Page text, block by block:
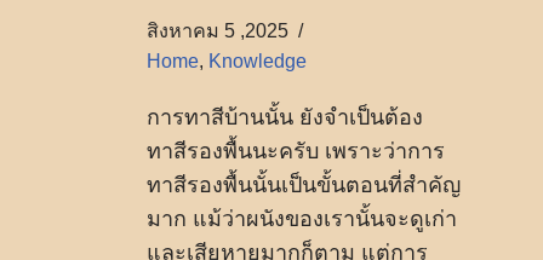
สิงหาคม 5 ,2025
Home, Knowledge
การทาสีบ้านนั้น ยังจำเป็นต้อง
ทาสีรองพื้นนะครับ เพราะว่าการ
ทาสีรองพื้นนั้นเป็นขั้นตอนที่สำคัญ
มาก แม้ว่าผนังของเรานั้นจะดูเก่า
และเสียหายมากก็ตาม แต่การ